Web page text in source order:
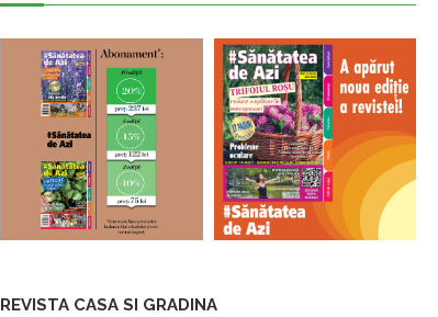
REVISTA CASA SI GRADINA